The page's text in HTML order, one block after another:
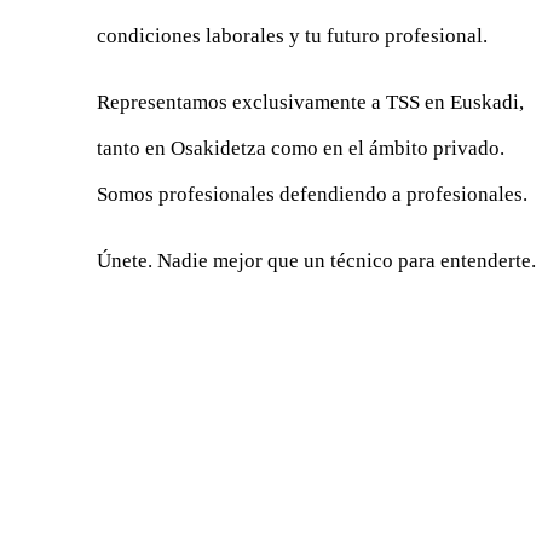
condiciones laborales y tu futuro profesional.
Representamos exclusivamente a TSS en Euskadi,
tanto en Osakidetza como en el ámbito privado.
Somos profesionales defendiendo a profesionales.
Únete. Nadie mejor que un técnico para entenderte.